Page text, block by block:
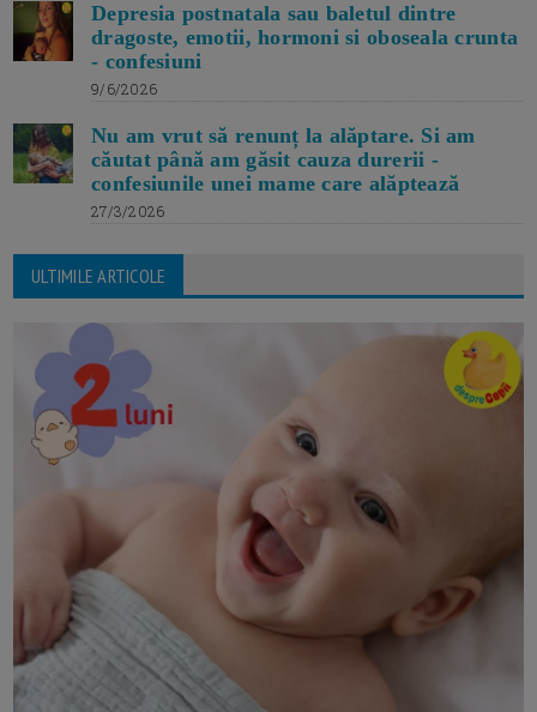
Depresia postnatala sau baletul dintre
dragoste, emotii, hormoni si oboseala crunta
- confesiuni
9/6/2026
Nu am vrut să renunț la alăptare. Si am
căutat până am găsit cauza durerii -
confesiunile unei mame care alăptează
27/3/2026
ULTIMILE ARTICOLE